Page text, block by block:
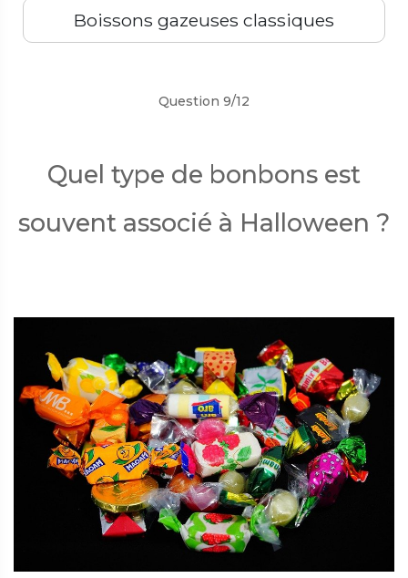
Boissons gazeuses classiques
Précédent Suivant
Question 9/12
Quel type de bonbons est
souvent associé à Halloween ?